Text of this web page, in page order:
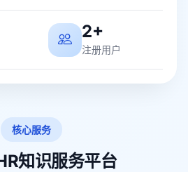
2+
注册用户
核心服务
知识服务平台